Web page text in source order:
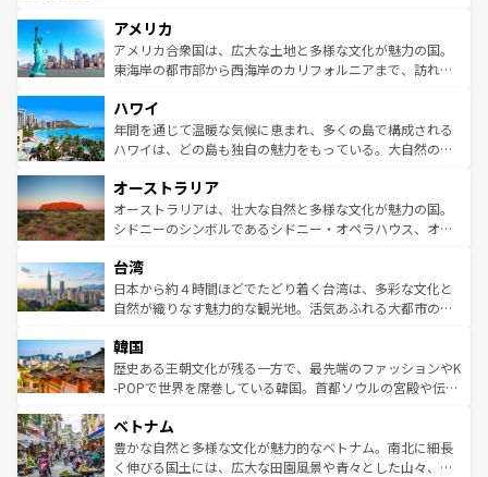
ンツ一覧を参照してほしい。
の建物がそのまま残る町や、スイスならではのユニークな
博物館もあり、アルプス観光だけでなく町歩きも満喫する
ことができる。国民の所得が高いため物価も高いが、旅行
ば市内交通費無料で観光を楽しむこともできる。 なお、新
着のスイス情報はコンテンツ一覧 を参照してほしい。
アメリカ
アメリカ合衆国は、広大な土地と多様な文化が魅力の国。
東海岸の都市部から西海岸のカリフォルニアまで、訪れる
のような巨大都市は、観光、ショッピング、エンターテイ
ンメントが詰まった刺激的なスポットだ。一方、アメリカ
西部には大自然が広がり、グランドキャニオンやイエロー
部のニューオーリンズでは、音楽と美食が融合した独特の
文化が魅力。旅行者はアメリカの各地域で異なる魅力を楽
しみながら、その多様性と豊かな歴史を感じることができ
ならではの贅沢な旅のスタイルだ。 なお、新着のアメリカ
情報はコンテンツ一覧を参照してほしい。
ハワイ
年間を通じて温暖な気候に恵まれ、多くの島で構成される
ハワイは、どの島も独自の魅力をもっている。大自然の神
ワイ島は見逃せない。また、定番の観光地といえばオアフ
島だが、静かな自然を求めるならマウイ島やカウアイ島が
おすすめ。エメラルドグリーンに輝く海をはじめ、豊かな
れるおもてなしの心で訪れる人々を迎えてくれるハワイの
人々、おいしいローカルフードやハワイアンミュージッ
ク、伝統的なフラダンスなど、すべてがハワイの魅力を彩
ワイを、存分に味わってほしい。 なお、新着のハワイ情報
はコンテンツ一覧を参照してほしい。
オーストラリア
オーストラリアは、壮大な自然と多様な文化が魅力の国。
シドニーのシンボルであるシドニー・オペラハウス、オー
リアリーフや大陸中央部にそびえるウルル（エアーズロッ
ク）、タスマニアの美しい原生林やケアンズの熱帯雨林な
ど、見どころがたくさん。また、カフェやワイン、オージ
いる。アクティビティも充実しており、サーフィンやダイ
ビング、ハイキングなど、アウトドア好きにはたまらな
い。オーストラリアの多彩な魅力を存分に味わいつくそ
参照してほしい。
台湾
日本から約４時間ほどでたどり着く台湾は、多彩な文化と
自然が織りなす魅力的な観光地。活気あふれる大都市の台
ン）、静ひつな山岳地帯である台湾東部など、都市の喧騒
と山間の静けさが共存しており、訪れる人に新しい発見と
驚きをもたらしてくれる。また、奥深い台湾の食文化も魅
容にもいいと評判のスイーツなど、バラエティ豊かな料理
が味わえる。 なお、新着の台湾情報は コンテンツ一覧を参
照してほしい。
韓国
歴史ある王朝文化が残る一方で、最先端のファッションやK
-POPで世界を席巻している韓国。首都ソウルの宮殿や伝統
き、地方に足を延ばせば四季折々の自然美を楽しむことが
できる。そして、キムチや焼肉、絶品のストリートフード
まで、さまざまな韓国料理が待っている。夜には、韓国な
ベトナム
豊かな自然と多様な文化が魅力的なベトナム。南北に細長
く伸びる国土には、広大な田園風景や青々とした山々、世